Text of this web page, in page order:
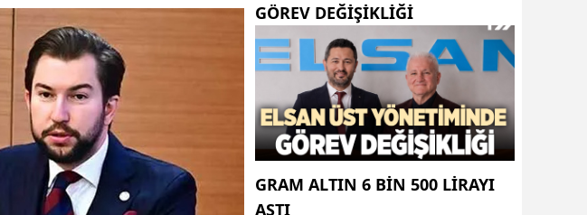
GÖREV DEĞIŞIKLIĞI
GRAM ALTIN 6 BIN 500 LIRAYI
AŞTI